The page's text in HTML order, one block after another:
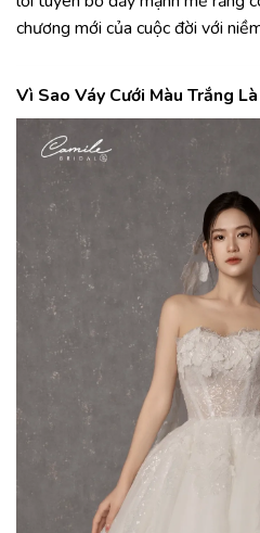
chương mới của cuộc đời với
Vì Sao Váy Cưới Màu Trắng